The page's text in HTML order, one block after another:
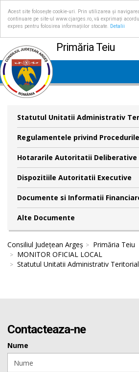
Acest site folosește cookie-uri. Prin utilizarea și
continuare pe site-ul www.cjarges.ro, vă exprimați acordul
expres pentru folosirea informațiilor stocate.
Detalii
Primăria Teiu
Statutul Unitatii Administrativ
Regulamentele privind
Hotararile Autoritatii Deliberative
Dispozitiile Autoritatii Executive
Documente si Informatii
Alte Documente
Consiliul Județean Argeș
Primăria Teiu
MONITOR OFICIAL LOCAL
Statutul Unitatii Administrativ
Contacteaza-ne
Nume